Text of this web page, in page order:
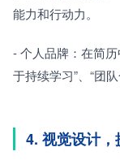
能力和行动力。
- 个人品牌：在简
于持续学习”、“团
4. 视觉设计